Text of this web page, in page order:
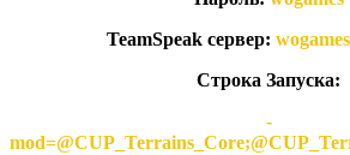
TeamSpeak сервер:
Строка Запуска:
-